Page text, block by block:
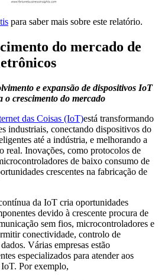
para saber mais sobre este relatório.
do mercado de
e expansão de dispositivos IoT
o crescimento do mercado
das Coisas (IoT)está transformando
industriais, conectando dispositivos do
até a indústria, e melhorando a
real. Inovações, como protocolos de
de baixo consumo de
crescentes na fabricação de
da IoT cria oportunidades
devido à crescente procura de
sem fios, microcontroladores e
conectividade, controlo de
Várias empresas estão
especializados para atender aos
Por exemplo,